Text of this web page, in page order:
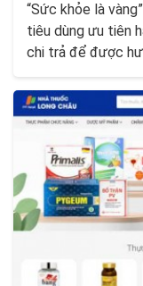
“Sức khỏe là
tiêu dùng ưu tiên
chi trả để được